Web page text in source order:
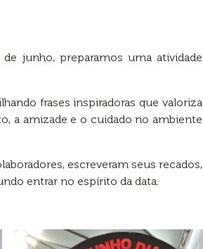
junho, preparamos uma atividade
frases inspiradoras que valoriza
a amizade e o cuidado no ambiente
escreveram seus recados,
entrar no espírito da data.